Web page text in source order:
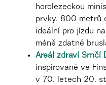
horolezeckou
prvky. 800 metrů
ideální pro jízdu
méně zdatné
Areál zdraví Srnčí
inspirované ve
v 70. letech 20.